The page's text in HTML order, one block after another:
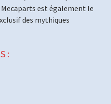
Mecaparts est également le
des mythiques
: